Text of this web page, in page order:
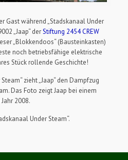
Gast während „Stadskanaal Under
„Jaap“ derStiftung 2454 CREW
„Blokkendoos“ (Bausteinkasten)
noch betriebsfähige elektrische
Stück rollende Geschichte!
zieht „Jaap“ den Dampfzug
Das Foto zeigt Jaap bei einem
2008.
Under Steam“.